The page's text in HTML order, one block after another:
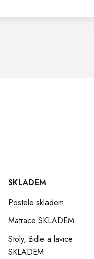
SKLADEM
Postele skladem
Matrace SKLADEM
Stoly, židle a lavice
SKLADEM